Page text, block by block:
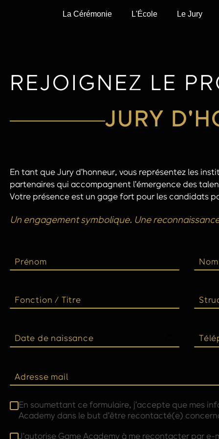
La Cérémonie L'École Le Jury
REJOIGNEZ LE
JURY
En tant que Jury d'honneur, vous représentez les
partenaires qui accompagnent l'émergence des
Votre présence est un gage fort pour les candidats
Un engagement symbolique. Une
Prénom Nom
Fonction / Titre
Date de naissance
Adresse mail
En soumettant ce formulaire, j'accepte que mes
Academy dans le but d'être recontacté(e)
J'autorise Game Academy à me recontacter par e-